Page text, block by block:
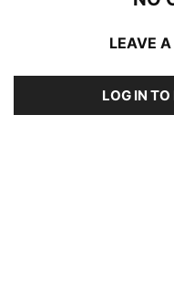
LEAVE A
LOG IN